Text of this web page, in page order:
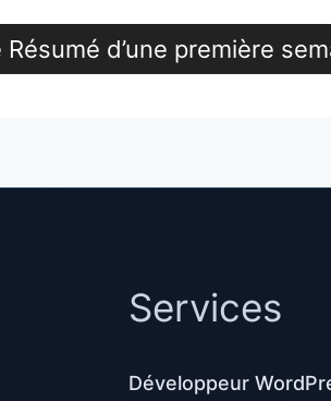
Résumé d’une première
Services
Développeur